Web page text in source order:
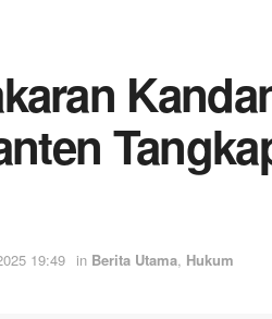
19:49 in Berita Utama, Hukum